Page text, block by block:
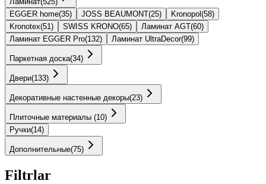
EGGER home(35) JOSS BEAUMONT(25) Kronopol (58)
Kronotex(51) SWISS KRONO(65) Ламинат AGT(60)
Ламинат EGGER Pro(132) Ламинат UltraDecor(99)
Паркетная доска(34)
Двери(133)
Декоративные настенные декоры(23)
Плиточные материалы (10)
Ручки(14)
Дополнительные(75)
Filtrlar